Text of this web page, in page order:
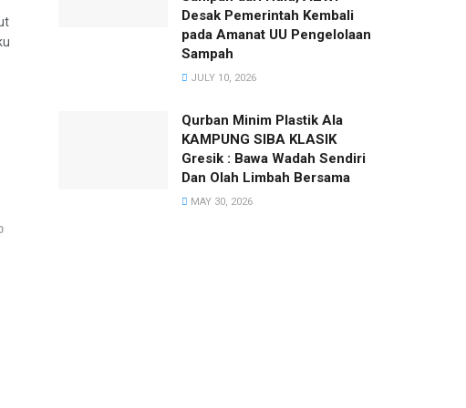
Desak Pemerintah Kembali
pada Amanat UU Pengelolaan
Sampah
JULY 10, 2026
Qurban Minim Plastik Ala
KAMPUNG SIBA KLASIK
Gresik : Bawa Wadah Sendiri
Dan Olah Limbah Bersama
MAY 30, 2026